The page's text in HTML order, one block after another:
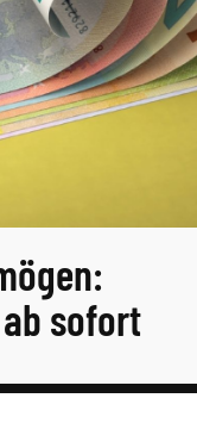
sofort